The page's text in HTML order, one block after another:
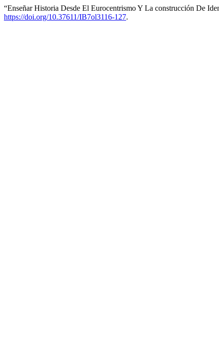
“Enseñar Historia Desde El Eurocentrismo Y La construcción De
https://doi.org/10.37611/IB7ol3116-127.